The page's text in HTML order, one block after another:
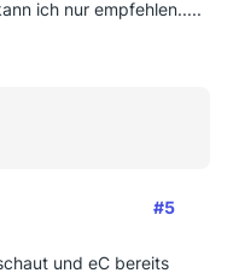
ich nur empfehlen.....
#5
und eC bereits